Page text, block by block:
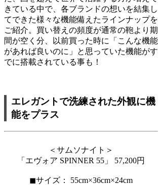
きている中で、各ブランドの想いを結集し
てできた様々な機能備えたラインナップを
ご紹介。買い替えの頻度が通常の鞄より期
間が空く分、以前買った時に「こんな機能
があれば良いのに」と思っていた機能がす
でに搭載されている事も！
エレガントで洗練された外観に機
能をプラス
＜サムソナイト＞
「エヴォア SPINNER 55」 57,200円
◼︎サイズ： 55cm×36cm×24cm